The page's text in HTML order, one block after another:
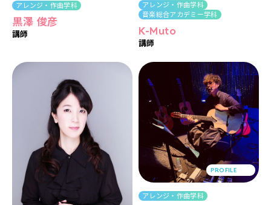
アレンジ・作曲学科
黒澤 俊彦
講師
アレンジ・作曲学科
音楽総合アカデミー学科
K-Muto
講師
PROFILE
アレンジ・作曲学科